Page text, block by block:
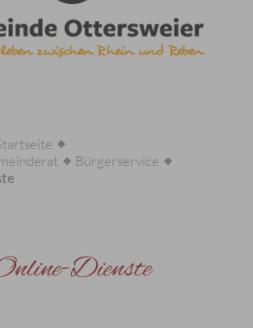
Bürgerservice
Dienste